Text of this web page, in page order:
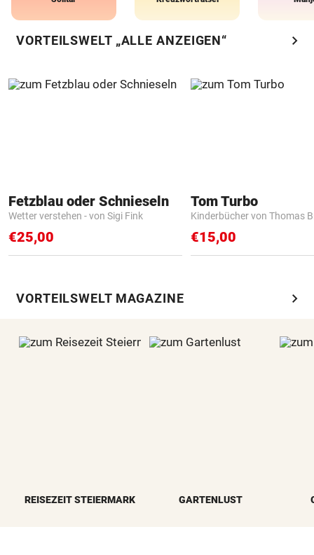
VORTEILSWELT „ALLE ANZEIGEN“ chevron_right
Fetzblau oder Schnieseln
Wetter verstehen - von Sigi Fink
€25,00
Tom Turbo
Kinderbücher von Thomas
€15,00
VORTEILSWELT MAGAZINE chevron_right
REISEZEIT STEIERMARK GARTENLUST